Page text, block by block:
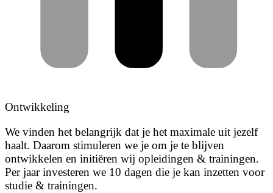
Ontwikkeling
We vinden het belangrijk dat je het maximale uit jezelf
haalt. Daarom stimuleren we je om je te blijven
ontwikkelen en initiëren wij opleidingen & trainingen.
Per jaar investeren we 10 dagen die je kan inzetten voor
studie & trainingen.